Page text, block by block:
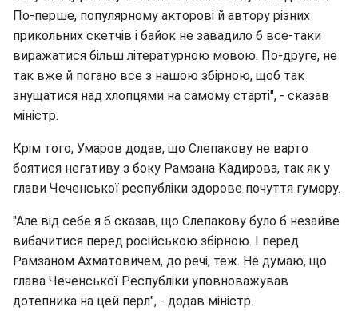
По-перше, популярному акторові й автору різних
прикольних скетчів і байок не завадило б все-таки
виражатися більш літературною мовою. По-друге, не
так вже й погано все з нашою збірною, щоб так
знущатися над хлопцями на самому старті", - сказав
міністр.
Крім того, Умаров додав, що Слепакову не варто
боятися негативу з боку Рамзана Кадирова, так як у
глави Чеченської республіки здорове почуття гумору.
"Але від себе я б сказав, що Слепакову було б незайве
вибачитися перед російською збірною. І перед
Рамзаном Ахматовичем, до речі, теж. Не думаю, що
глава Чеченської Республіки уповноважував
дотепника на цей перл", - додав міністр.